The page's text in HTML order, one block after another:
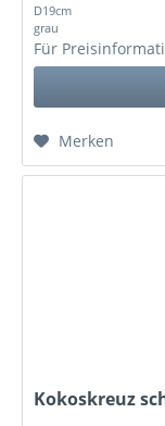
D19cm
grau
Für
Merken
Kokoskreuz